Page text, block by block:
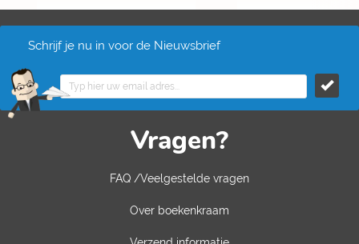
Schrijf je nu in voor de Nieuwsbrief
Vragen?
FAQ /Veelgestelde vragen
Over boekenkraam